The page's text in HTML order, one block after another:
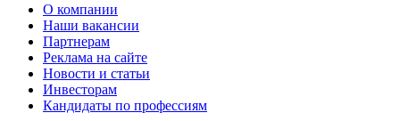
О компании
Наши вакансии
Партнерам
Реклама на сайте
Новости и статьи
Инвесторам
Кандидаты по профессиям